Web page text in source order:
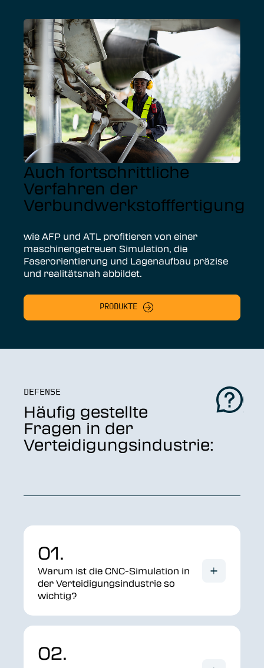
Auch fortschrittliche
Verfahren der
Verbundwerkstofffertigung
wie AFP und ATL profitieren von einer
maschinengetreuen Simulation, die
Faserorientierung und Lagenaufbau präzise
und realitätsnah abbildet.
PRODUKTE
DEFENSE
Häufig gestellte
Fragen in der
Verteidigungsindustrie:
01.
Warum ist die CNC-Simulation in
der Verteidigungsindustrie so
wichtig?
02.